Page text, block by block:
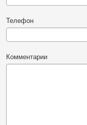
Телефон
Комментарии